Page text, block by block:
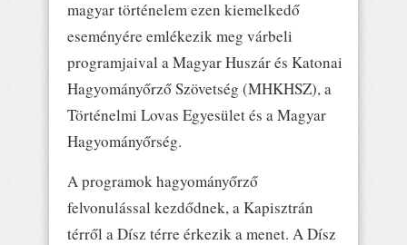
magyar történelem ezen kiemelkedő
eseményére emlékezik meg várbeli
programjaival a Magyar Huszár és Katonai
Hagyományőrző Szövetség (MHKHSZ), a
Történelmi Lovas Egyesület és a Magyar
Hagyományőrség.
A programok hagyományőrző
felvonulással kezdődnek, a Kapisztrán
térről a Dísz térre érkezik a menet. A Dísz